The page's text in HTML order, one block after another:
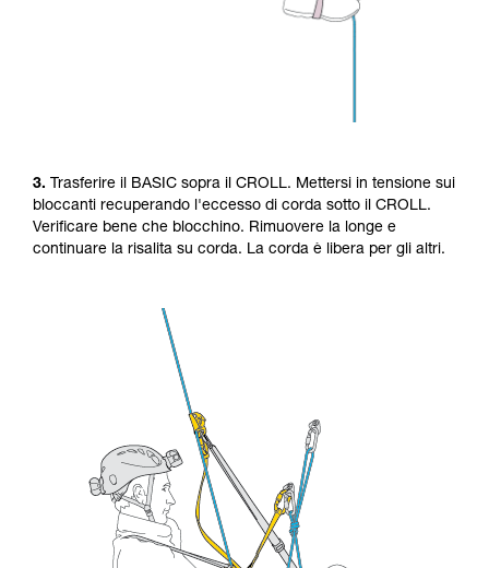
3. Trasferire il BASIC sopra il CROLL. Mettersi in tensione sui
bloccanti recuperando l'eccesso di corda sotto il CROLL.
Verificare bene che blocchino. Rimuovere la longe e
continuare la risalita su corda. La corda è libera per gli altri.